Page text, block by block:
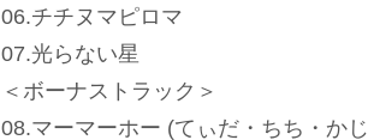
06.チチヌマピロマ
07.光らない星
＜ボーナストラック＞
08.マーマーホー (てぃだ・ちち・か